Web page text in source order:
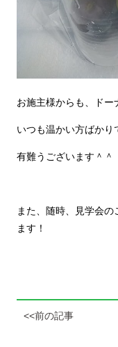
お施主様からも、ドー
いつも温かい方ばかり
有難うございます＾＾
また、随時、見学会
ます！
<<前の記事